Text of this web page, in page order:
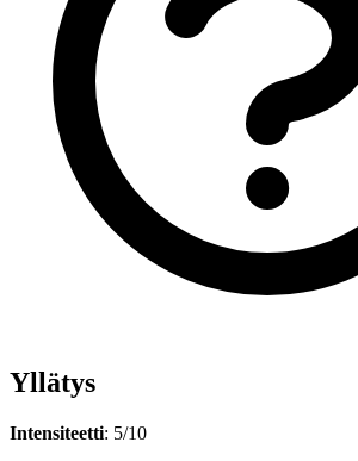
Yllätys
Intensiteetti: 5/10